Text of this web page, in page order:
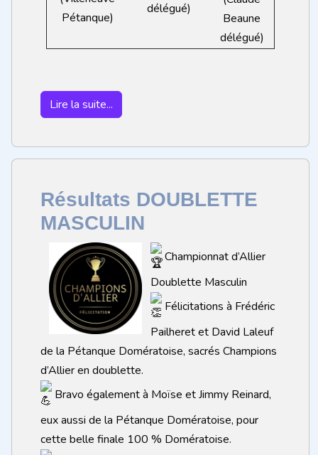
Pétanque)
délégué)
Beaune
délégué)
Lire la suite...
Résultats DOUBLETTE
MASCULIN
Championnat d’Allier
Doublette Masculin
Félicitations à Frédéric
Pailheret et David Laleuf
de la Pétanque Domératoise, sacrés Champions
d’Allier en doublette.
Bravo également à Moïse et Jimmy Reinard,
eux aussi de la Pétanque Domératoise, pour
cette belle finale 100 % Domératoise.